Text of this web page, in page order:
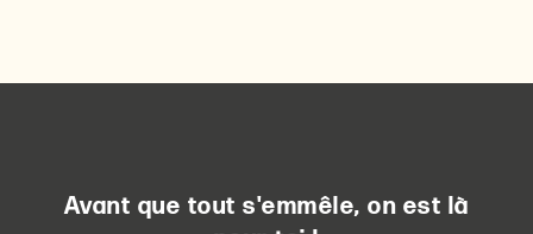
Avant que tout s'emmêle, on est là